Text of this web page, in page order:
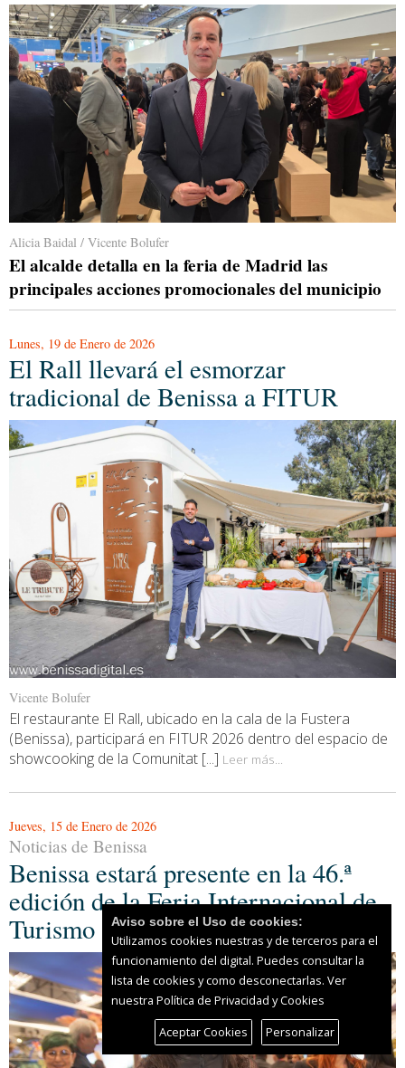
Alicia Baidal / Vicente Bolufer
El alcalde detalla en la feria de Madrid las
principales acciones promocionales del municipio
Lunes, 19 de Enero de 2026
El Rall llevará el esmorzar
tradicional de Benissa a FITUR
Vicente Bolufer
El restaurante El Rall, ubicado en la cala de la Fustera
(Benissa), participará en FITUR 2026 dentro del espacio de
showcooking de la Comunitat [...] Leer más...
Jueves, 15 de Enero de 2026
Noticias de Benissa
Benissa estará presente en la 46.ª
edición de la Feria Internacional de
Turismo (FITUR)Aviso sobre el Uso de cookies:
Utilizamos cookies nuestras y de terceros para el
funcionamiento del digital. Puedes consultar la
lista de cookies y como desconectarlas. Ver
nuestra Política de Privacidad y Cookies
Aceptar Cookies
Personalizar